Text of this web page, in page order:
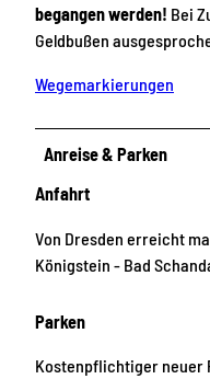
begangen werden! Bei
Geldbußen
Wegemarkierungen
Anreise & Parken
Anfahrt
Von Dresden erreicht
Königstein - Bad
Parken
Kostenpflichtiger neuer